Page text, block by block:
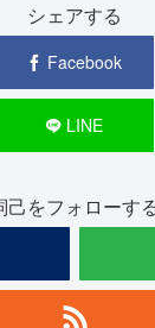
シェアする
Facebook
LINE
己をフォローす